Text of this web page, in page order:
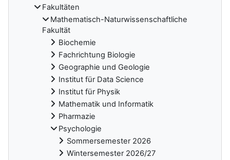
Fakultäten
Mathematisch-Naturwissenschaftliche
Fakultät
Biochemie
Fachrichtung Biologie
Geographie und Geologie
Institut für Data Science
Institut für Physik
Mathematik und Informatik
Pharmazie
Psychologie
Sommersemester 2026
Wintersemester 2026/27